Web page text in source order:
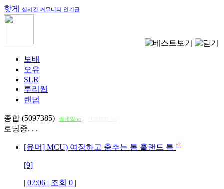
핫게 실시간 커뮤니티 인기글
보배
오유
SLR
루리웹
랜덤
종합 (5097385) 썸네일on
로딩중. . .
[유머] MCU) 여장하고 춤추는 톰 홀랜드 특 +2
[9]
| 02:06 | 조회 0 |